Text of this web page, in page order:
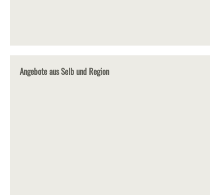
Angebote aus Selb und Region